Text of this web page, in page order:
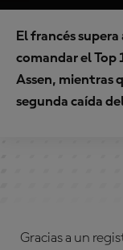
El francés
comandar el Top
Assen, mientras
segunda caída
Gracias a un